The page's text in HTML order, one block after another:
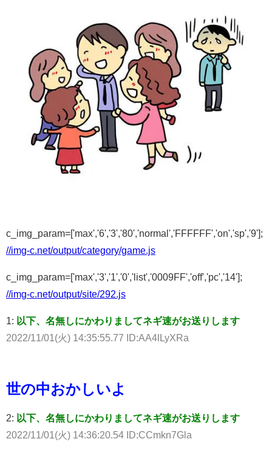
c_img_param=['max','6','3','80','normal','FFFFFF','on','sp','9'];
//img-c.net/output/category/game.js
c_img_param=['max','3','1','0','list','0009FF','off','pc','14'];
//img-c.net/output/site/292.js
1: 以下、名無しにかわりましてネギ速がお送りします
2022/11/01(火) 14:35:55.77 ID:AA4lLyXRa
世の中おかしいよ
2: 以下、名無しにかわりましてネギ速がお送りします
2022/11/01(火) 14:36:20.54 ID:CCmkn7Gla